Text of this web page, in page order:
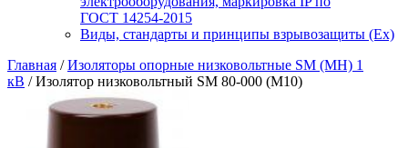
ГОСТ 14254-2015
Виды, стандарты и принципы взрывозащиты (Ex)
Главная /Изоляторы опорные низковольтные SM (МН) 1
кВ / Изолятор низковольтный SM 80-000 (М10)